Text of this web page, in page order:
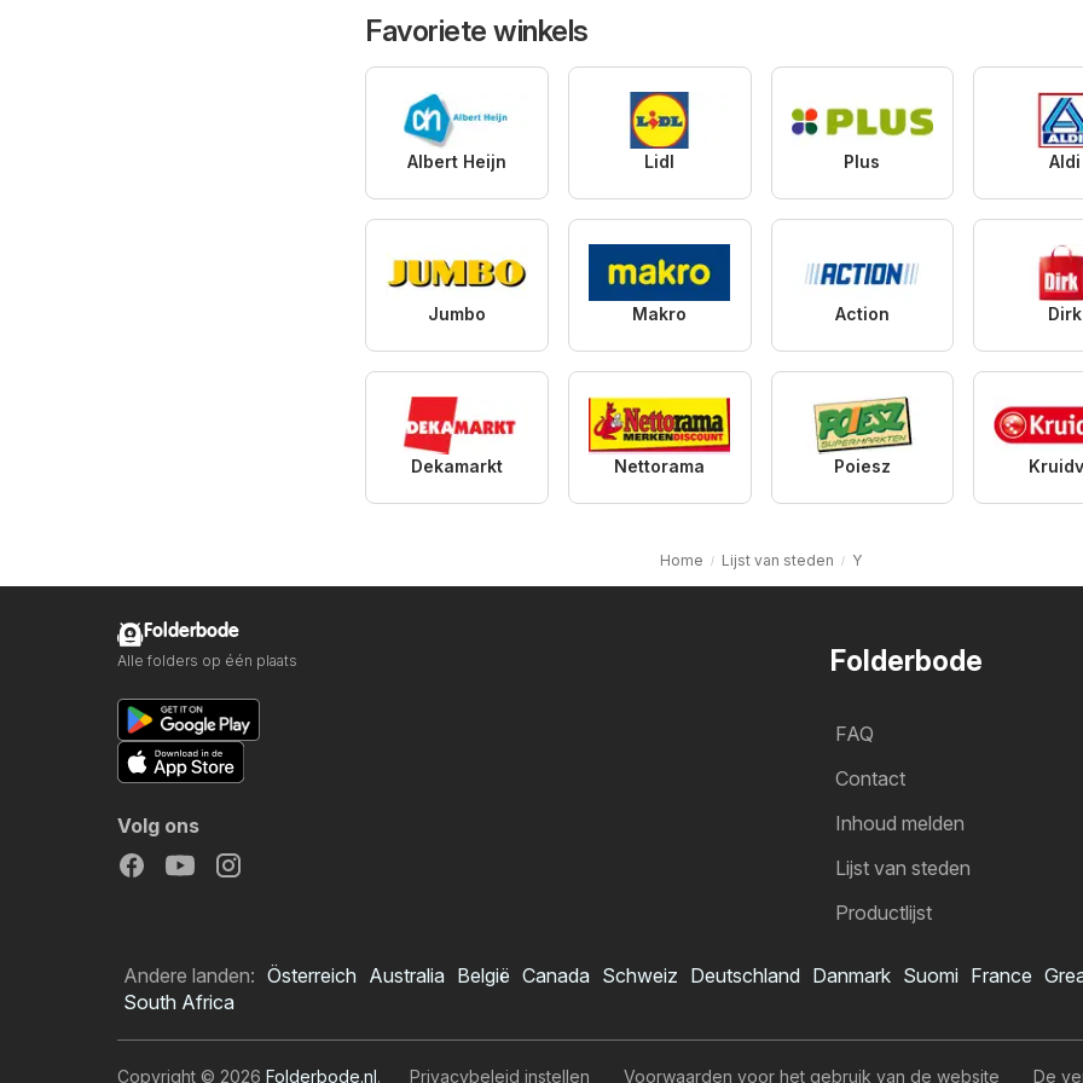
Favoriete winkels
Albert Heijn Lidl Plus Aldi
Jumbo Makro Action Dirk
Dekamarkt Nettorama Poiesz
Home Lijst van steden Y
Folderbode
FAQ
Contact
Inhoud melden
Lijst van steden
Productlijst
Folderbode
Alle folders op één plaats
Volg ons
Andere landen: Österreich Australia België Canada Schweiz Deutschland Danmark Suomi France
South Africa
Copyright © 2026 Folderbode.nl. Privacybeleid instellen Voorwaarden voor het gebruik van de website De